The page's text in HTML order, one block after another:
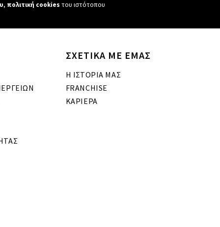
, πολιτική cookies του ιστότοπου
ΣΧΕΤΙΚΑ ΜΕ ΕΜΑΣ
Η ΙΣΤΟΡΙΑ ΜΑΣ
FRANCHISE
ΚΑΡΙΕΡΑ